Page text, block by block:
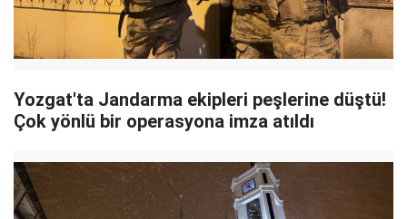
Yozgat'ta Jandarma ekipleri peşlerine düştü!
Çok yönlü bir operasyona imza atıldı